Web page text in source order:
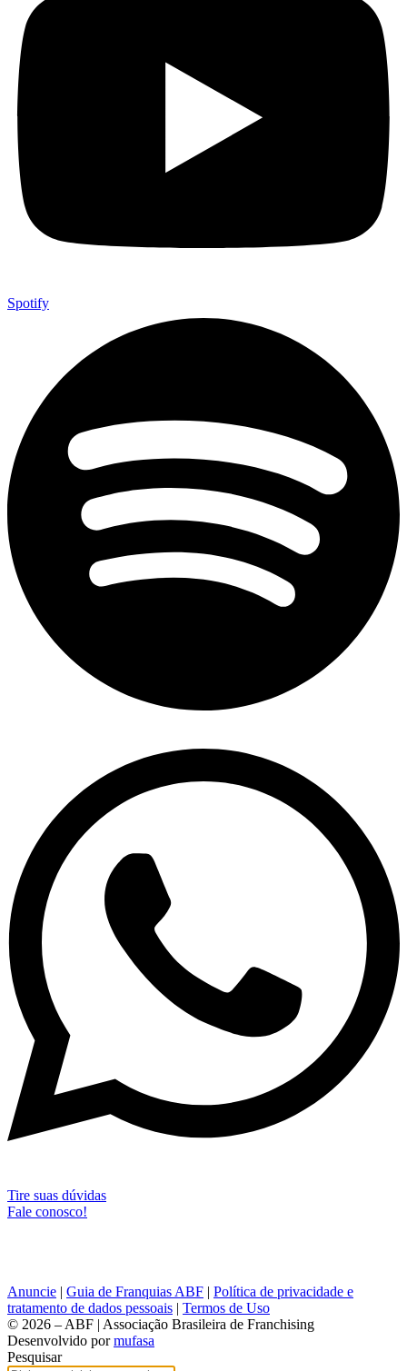
Spotify
Tire suas dúvidas
Fale conosco!
Anuncie | Guia de Franquias ABF | Política de privacidade e
tratamento de dados pessoais | Termos de Uso
© 2026 – ABF | Associação Brasileira de Franchising
Desenvolvido pormufasa
Pesquisar